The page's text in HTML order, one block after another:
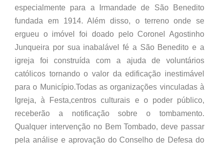
especialmente para a Irmandade de São Benedito
fundada em 1914. Além disso, o terreno onde se
ergueu o imóvel foi doado pelo Coronel Agostinho
Junqueira por sua inabalável fé a São Benedito e a
igreja foi construída com a ajuda de voluntários
católicos tornando o valor da edificação inestimável
para o Município.Todas as organizações vinculadas à
Igreja, à Festa,centros culturais e o poder público,
receberão a notificação sobre o tombamento.
Qualquer intervenção no Bem Tombado, deve passar
pela análise e aprovação do Conselho de Defesa do